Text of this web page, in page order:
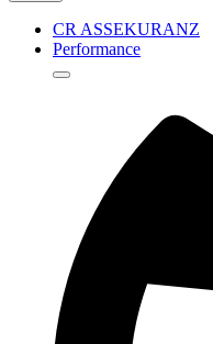
CR ASSEKURANZ
Performance